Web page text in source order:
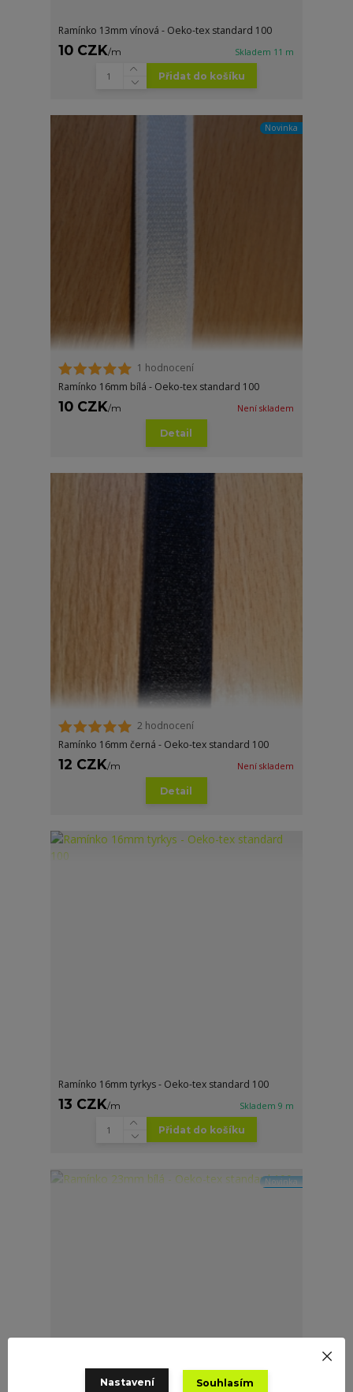
Ramínko 13mm vínová - Oeko-tex standard 100
10 CZK/m Skladem 11 m
Přidat do košíku
Novinka
1 hodnocení
Ramínko 16mm bílá - Oeko-tex standard 100
10 CZK/m Není skladem
Detail
2 hodnocení
Ramínko 16mm černá - Oeko-tex standard 100
12 CZK/m Není skladem
Detail
Ramínko 16mm tyrkys - Oeko-tex standard 100
13 CZK/m Skladem 9 m
Přidat do košíku
Novinka
Nastavení Souhlasím